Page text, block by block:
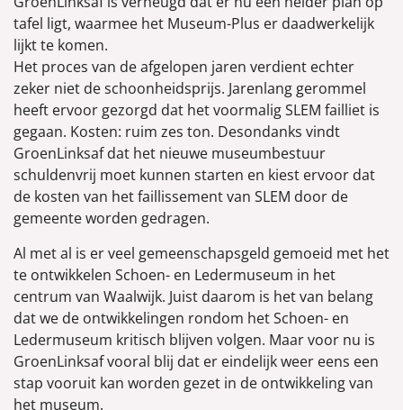
tafel ligt, waarmee het Museum-Plus er daadwerkelijk
lijkt te komen.
Het proces van de afgelopen jaren verdient echter
zeker niet de schoonheidsprijs. Jarenlang gerommel
heeft ervoor gezorgd dat het voormalig SLEM failliet is
gegaan. Kosten: ruim zes ton. Desondanks vindt
GroenLinksaf dat het nieuwe museumbestuur
schuldenvrij moet kunnen starten en kiest ervoor dat
de kosten van het faillissement van SLEM door de
gemeente worden gedragen.
Al met al is er veel gemeenschapsgeld gemoeid met het
te ontwikkelen Schoen- en Ledermuseum in het
centrum van Waalwijk. Juist daarom is het van belang
dat we de ontwikkelingen rondom het Schoen- en
Ledermuseum kritisch blijven volgen. Maar voor nu is
GroenLinksaf vooral blij dat er eindelijk weer eens een
stap vooruit kan worden gezet in de ontwikkeling van
het museum.